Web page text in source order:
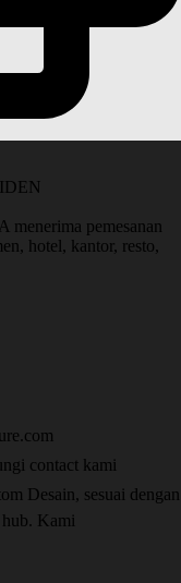
pemesanan
hotel, kantor, resto,
contact kami
Desain, sesuai dengan
Kami